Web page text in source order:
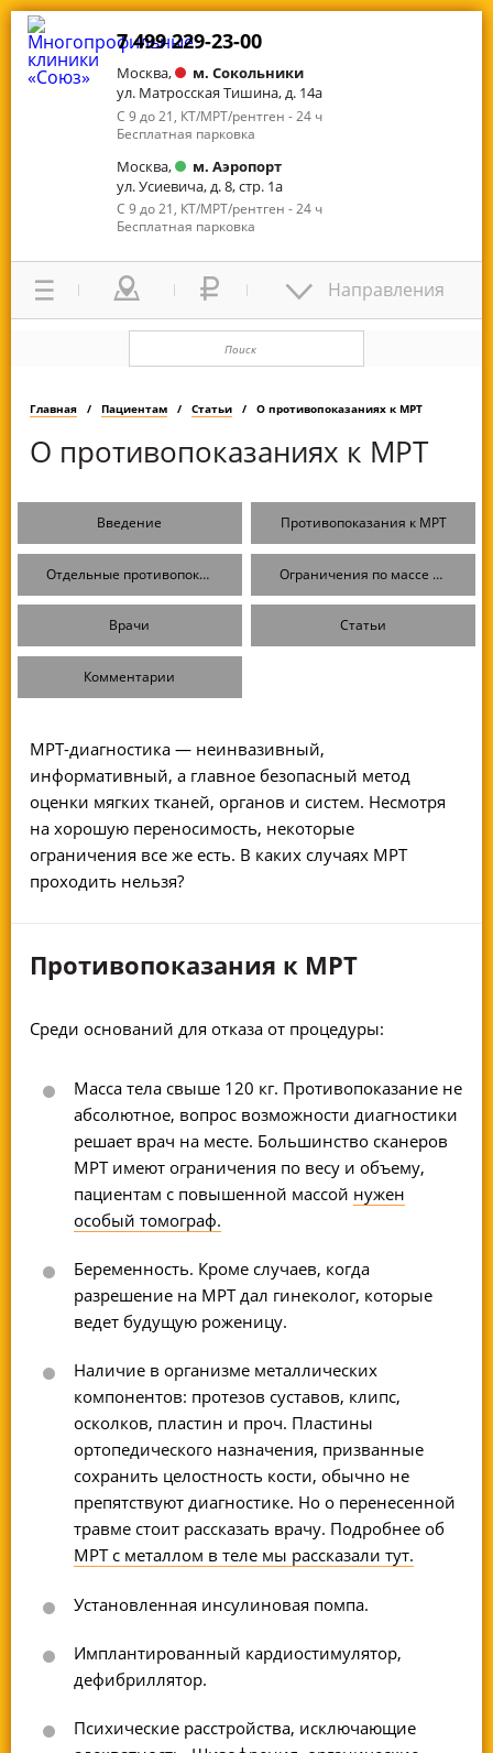
7 499 229-23-00
Москва,
м. Сокольники
ул. Матросская Тишина, д. 14а
С 9 до 21, КТ/МРТ/рентген - 24 ч
Бесплатная парковка
Москва,
м. Аэропорт
ул. Усиевича, д. 8, стр. 1а
С 9 до 21, КТ/МРТ/рентген - 24 ч
Бесплатная парковка
Направления
Главная Пациентам Статьи О противопоказаниях к МРТ
О противопоказаниях к МРТ
Введение Противопоказания к МРТ
Отдельные противопоказания к МРТ с контрастным усилением Ограничения по массе тела
Врачи Статьи
Комментарии
МРТ-диагностика — неинвазивный,
информативный, а главное безопасный метод
оценки мягких тканей, органов и систем. Несмотря
на хорошую переносимость, некоторые
ограничения все же есть. В каких случаях МРТ
проходить нельзя?
Противопоказания к МРТ
Среди оснований для отказа от процедуры:
Масса тела свыше 120 кг. Противопоказание не
абсолютное, вопрос возможности диагностики
решает врач на месте. Большинство сканеров
МРТ имеют ограничения по весу и объему,
пациентам с повышенной массой нужен
особый томограф.
Беременность. Кроме случаев, когда
разрешение на МРТ дал гинеколог, которые
ведет будущую роженицу.
Наличие в организме металлических
компонентов: протезов суставов, клипс,
осколков, пластин и проч. Пластины
ортопедического назначения, призванные
сохранить целостность кости, обычно не
препятствуют диагностике. Но о перенесенной
травме стоит рассказать врачу. Подробнее об
МРТ с металлом в теле мы рассказали тут.
Установленная инсулиновая помпа.
Имплантированный кардиостимулятор,
дефибриллятор.
Психические расстройства, исключающие